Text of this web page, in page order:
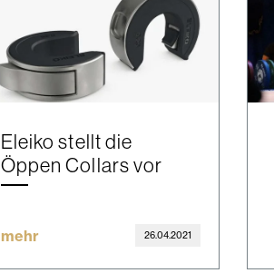
Eleiko stellt die
Öppen Collars vor
mehr 26.04.2021